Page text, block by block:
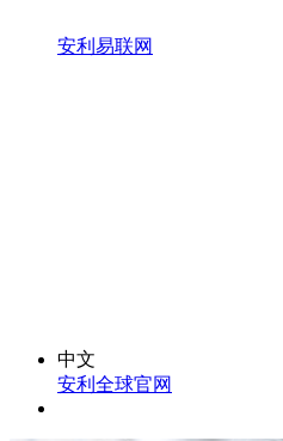
安利易联网
中文
安利全球官网